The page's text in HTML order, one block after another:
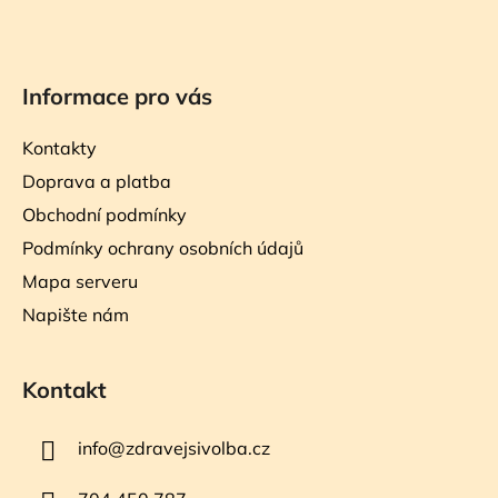
Informace pro vás
Kontakty
Doprava a platba
Obchodní podmínky
Podmínky ochrany osobních údajů
Mapa serveru
Napište nám
Kontakt
info@zdravejsivolba.cz